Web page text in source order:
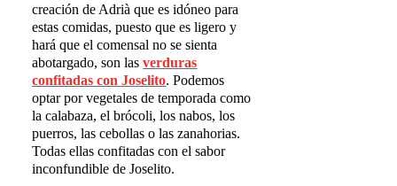
creación de Adrià que es idóneo para
estas comidas, puesto que es ligero y
hará que el comensal no se sienta
abotargado, son lasverduras
confitadas con Joselito. Podemos
optar por vegetales de temporada como
la calabaza, el brócoli, los nabos, los
puerros, las cebollas o las zanahorias.
Todas ellas confitadas con el sabor
inconfundible de Joselito.